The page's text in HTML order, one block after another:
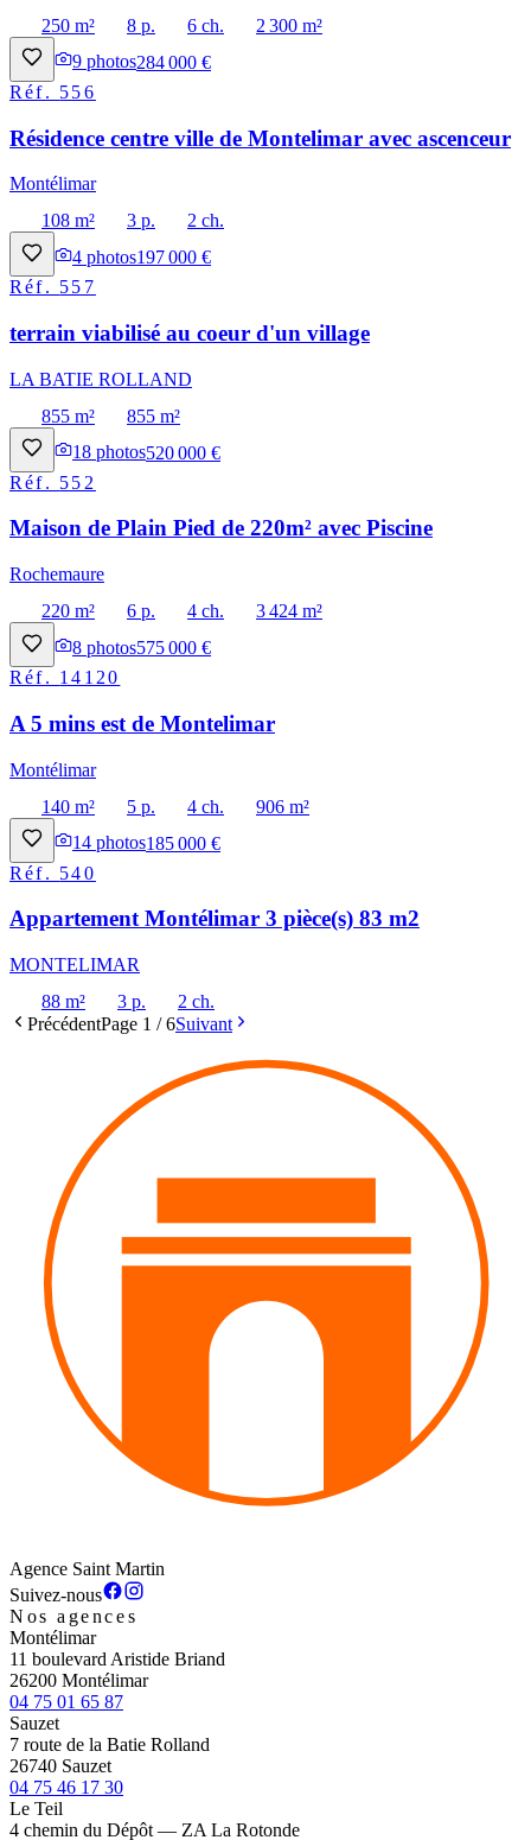
250 m²
8 p. 6 ch.
2 300 m²
9 photos284 000 €
Réf. 556
Résidence centre ville de Montelimar avec ascenceur
Montélimar
108 m²
3 p.
2 ch.
4 photos197 000 €
Réf. 557
terrain viabilisé au coeur d'un village
LA BATIE ROLLAND
855 m²
855 m²
18 photos520 000 €
Réf. 552
Maison de Plain Pied de 220m² avec Piscine
Rochemaure
220 m²
6 p. 4 ch.
3 424 m²
8 photos575 000 €
Réf. 14120
A 5 mins est de Montelimar
Montélimar
140 m²
5 p. 4 ch.
906 m²
14 photos185 000 €
Réf. 540
Appartement Montélimar 3 pièce(s) 83 m2
MONTELIMAR
88 m²
3 p.
2 ch.
PrécédentPage 1 /6Suivant
Agence Saint Martin
Suivez-nous
Nos agences
Montélimar
11 boulevard Aristide Briand
26200 Montélimar
04 75 01 65 87
Sauzet
7 route de la Batie Rolland
26740 Sauzet
04 75 46 17 30
Le Teil
4 chemin du Dépôt — ZA La Rotonde